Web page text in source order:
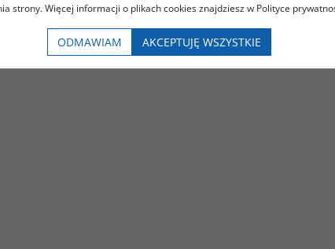
strony. Więcej informacji o plikach cookies znajdziesz w Polityce
ODMAWIAM AKCEPTUJĘ WSZYSTKIE